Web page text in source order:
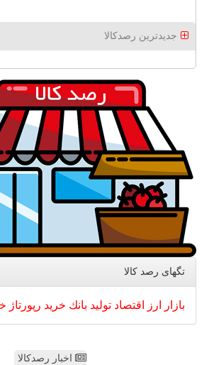
جدیدترین رصدکالا
تگهای رصد كالا
بازار ارز اقتصاد تولید بانك خرید رپورتاژ
اخبار رصدکالا